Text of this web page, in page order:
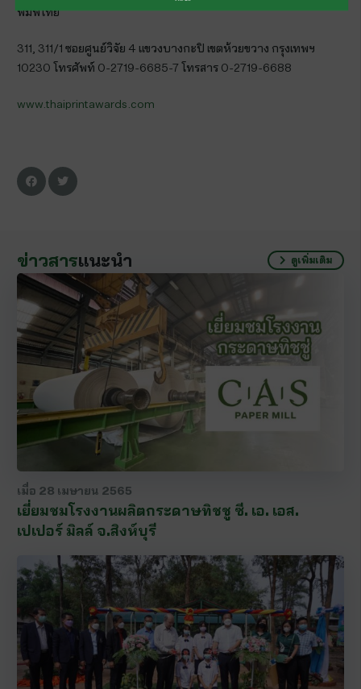
พิมพ์ไทย
311, 311/1 ซอยศูนย์วิจัย 4 แขวงบางกะปิ เขตห้วยขวาง กรุงเทพฯ
10230 โทรศัพท์ 0-2719-6685-7 โทรสาร 0-2719-6688
www.thaiprintawards.com
ข่าวสารแนะนำ ดูเพิ่มเติม
เมื่อ 28 เมษายน 2565
เยี่ยมชมโรงงานผลิตกระดาษทิชชู ซี. เอ. เอส.
เปเปอร์ มิลล์ จ.สิงห์บุรี